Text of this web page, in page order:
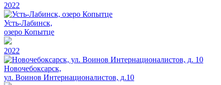
2022
Усть-Лабинск,
озеро Копытце
2022
Новочебоксарск,
ул. Воинов Интернационалистов, д.10